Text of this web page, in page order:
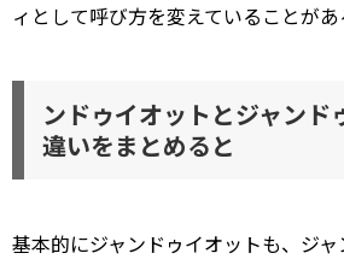
ィとして呼び方を変えていることがあ
ンドゥイオットとジャンド
違いをまとめると
基本的にジャンドゥイオットも、ジ